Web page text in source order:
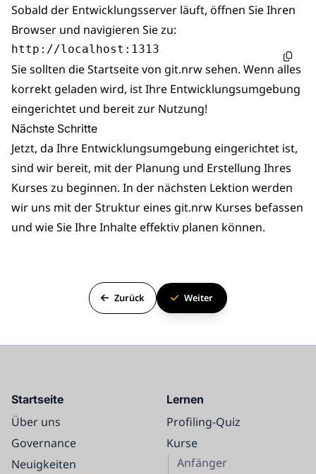
Sobald der Entwicklungsserver läuft, öffnen Sie Ihren
Browser und navigieren Sie zu:
Sie sollten die Startseite von git.nrw sehen. Wenn alles
korrekt geladen wird, ist Ihre Entwicklungsumgebung
eingerichtet und bereit zur Nutzung!
Nächste Schritte
Jetzt, da Ihre Entwicklungsumgebung eingerichtet ist,
sind wir bereit, mit der Planung und Erstellung Ihres
Kurses zu beginnen. In der nächsten Lektion werden
wir uns mit der Struktur eines git.nrw Kurses befassen
und wie Sie Ihre Inhalte effektiv planen können.
Zurück Weiter
Startseite
Über uns
Governance
Neuigkeiten
Lernen
Profiling-Quiz
Kurse
Anfänger